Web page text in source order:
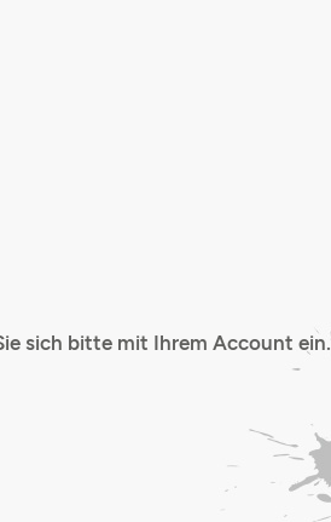
sich bitte mit Ihrem Account ein.